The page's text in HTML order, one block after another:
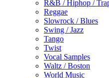
R&B / Hiphop /
Reggae
Slowrock / Blues
Swing / Jazz
Tango
Twist
Vocal Samples
Waltz / Boston
World Music